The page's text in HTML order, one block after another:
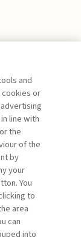
PER
Jan Hans
Federico
and
cookies or
line with
the
of the
by
your
You
to
area
can
into